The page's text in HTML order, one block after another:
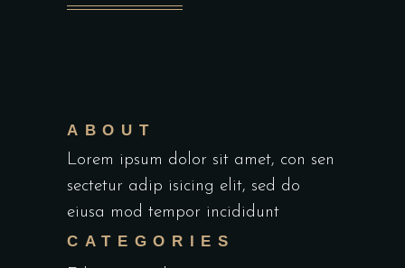
ABOUT
Lorem ipsum dolor sit amet, con sen
sectetur adip isicing elit, sed do
eiusa mod tempor incididunt
CATEGORIES